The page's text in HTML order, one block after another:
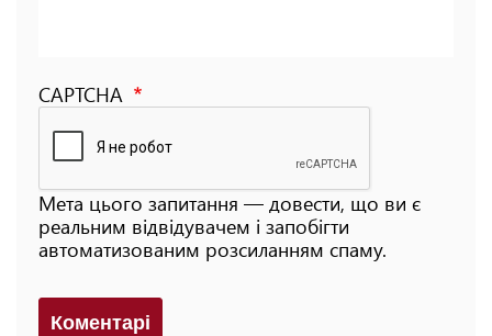
CAPTCHA
Мета цього запитання — довести, що ви є
реальним відвідувачем і запобігти
автоматизованим розсиланням спаму.
Коментарi